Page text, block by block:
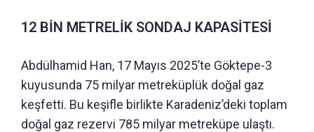
12 BİN METRELİK SONDAJ KAPASİTESİ
Abdülhamid Han, 17 Mayıs 2025’te Göktepe-3
kuyusunda 75 milyar metreküplük doğal gaz
keşfetti. Bu keşifle birlikte Karadeniz’deki toplam
doğal gaz rezervi 785 milyar metreküpe ulaştı.